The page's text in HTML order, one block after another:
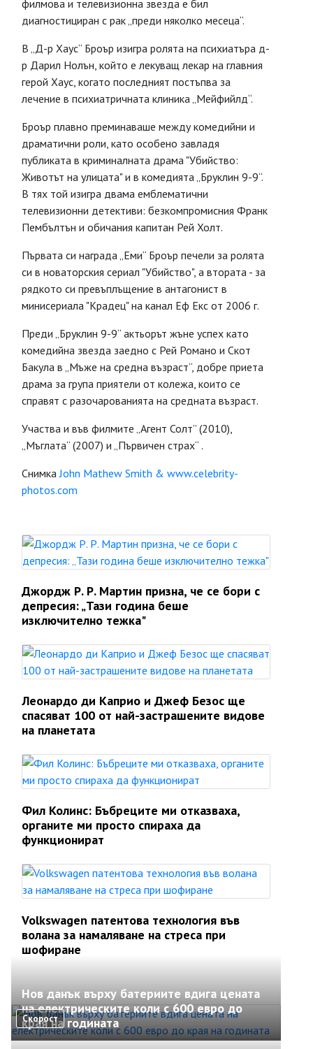
филмова и телевизионна звезда е бил
диагностициран с рак „преди няколко месеца“.
В „Д-р Хаус“ Броър изигра ролята на психиатъра д-
р Дарил Нолън, който е лекуващ лекар на главния
герой Хаус, когато последният постъпва за
лечение в психиатричната клиника „Мейфийлд“.
Броър плавно преминаваше между комедийни и
драматични роли, като особено завладя
публиката в криминалната драма "Убийство:
Животът на улицата" и в комедията „Бруклин 9-9“.
В тях той изигра двама емблематични
телевизионни детективи: безкомпромисния Франк
Пембълтън и обичания капитан Рей Холт.
Първата си награда „Еми“ Броър печели за ролята
си в новаторския сериал "Убийство", а втората - за
рядкото си превъплъщение в антагонист в
минисериала "Крадец" на канал Еф Екс от 2006 г.
Преди „Бруклин 9-9“ актьорът жъне успех като
комедийна звезда заедно с Рей Романо и Скот
Бакула в „Мъже на средна възраст“, добре приета
драма за група приятели от колежа, които се
справят с разочарованията на средната възраст.
Участва и във филмите „Агент Солт” (2010),
„Мъглата“ (2007) и „Първичен страх“ .
СнимкаJohn Mathew Smith & www.celebrity-
photos.com
Джордж Р. Р. Мартин призна, че се бори с
депресия: „Тази година беше
изключително тежка"
Леонардо ди Каприо и Джеф Безос ще
спасяват 100 от най-застрашените видове
на планетата
Фил Колинс: Бъбреците ми отказваха,
органите ми просто спираха да
функционират
Volkswagen патентова технология във
волана за намаляване на стреса при
шофиране
Скорост
Нов данък върху батериите вдига цената
на електрическите коли с 600 евро до
края на годината